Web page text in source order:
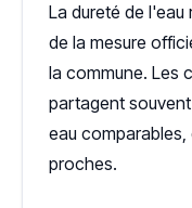
La dureté de l'eau
de la mesure
la commune. Les
partagent
eau
proches.